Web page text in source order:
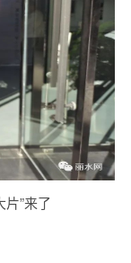
”来了